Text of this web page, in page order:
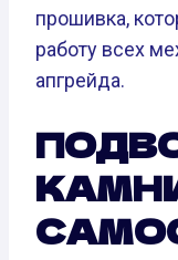
прошивка,
работу всех
апгрейда.